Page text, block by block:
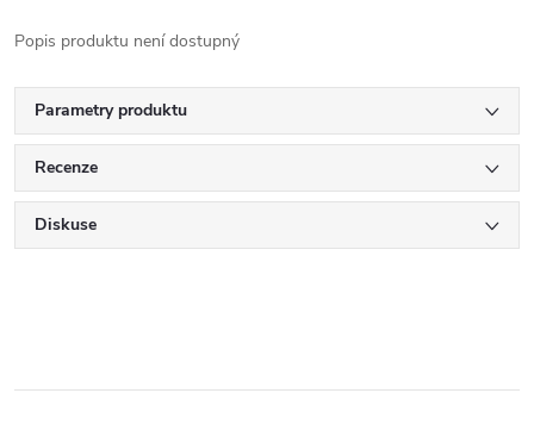
Popis produktu není dostupný
Parametry produktu
Recenze
Diskuse